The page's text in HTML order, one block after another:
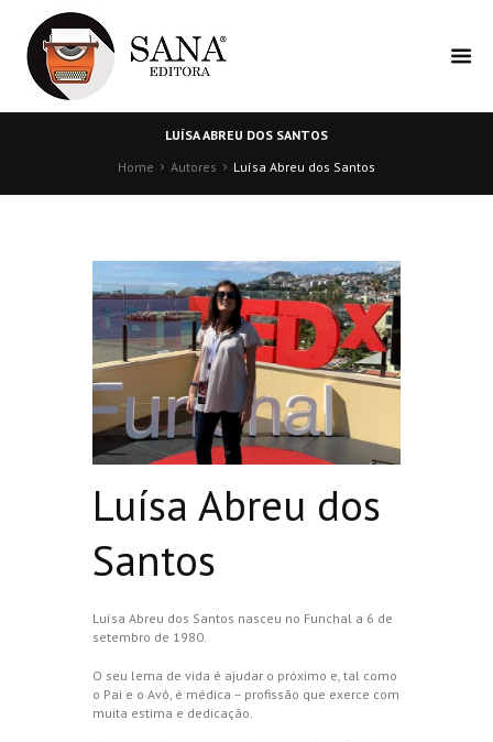
LUÍSA ABREU DOS SANTOS
Home
Autores Luísa Abreu dos Santos
Luísa Abreu dos
Santos
Luísa Abreu dos Santos nasceu no Funchal a 6 de
setembro de 1980.
O seu lema de vida é ajudar o próximo e, tal como
o Pai e o Avô, é médica – profissão que exerce com
muita estima e dedicação.